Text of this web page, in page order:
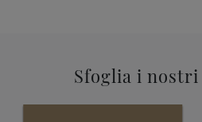
Sfoglia i